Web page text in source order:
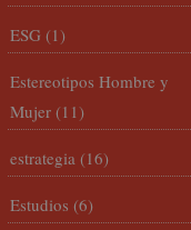
ESG (1)
Estereotipos Hombre y
Mujer (11)
estrategia (16)
Estudios (6)